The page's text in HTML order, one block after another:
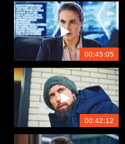
00:45:05
00:42:12